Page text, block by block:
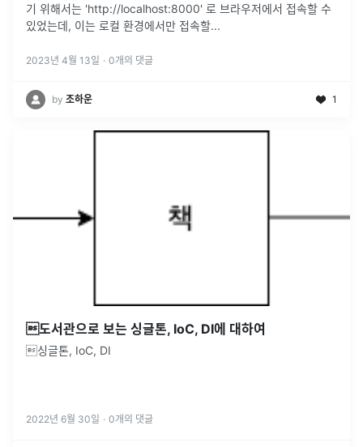
기 위해서는 'http://localhost:8000' 로 브라우저에서 접속할 수
있었는데, 이는 로컬 환경에서만 접속할...
2023년 4월 13일 · 0개의 댓글
by 조하운 1
도서관으로 보는 싱글톤, IoC, DI에 대하여
싱글톤, IoC, DI
2022년 6월 30일 · 0개의 댓글